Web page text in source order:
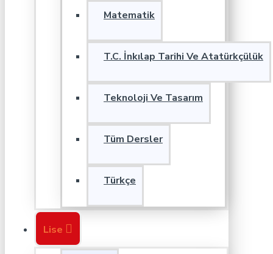
Matematik
T.C. İnkılap Tarihi Ve Atatürkçülük
Teknoloji Ve Tasarım
Tüm Dersler
Türkçe
Lise